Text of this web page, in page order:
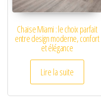
Chaise Miami : le choix parfait
entre design moderne, confort
et élégance
Lire la suite